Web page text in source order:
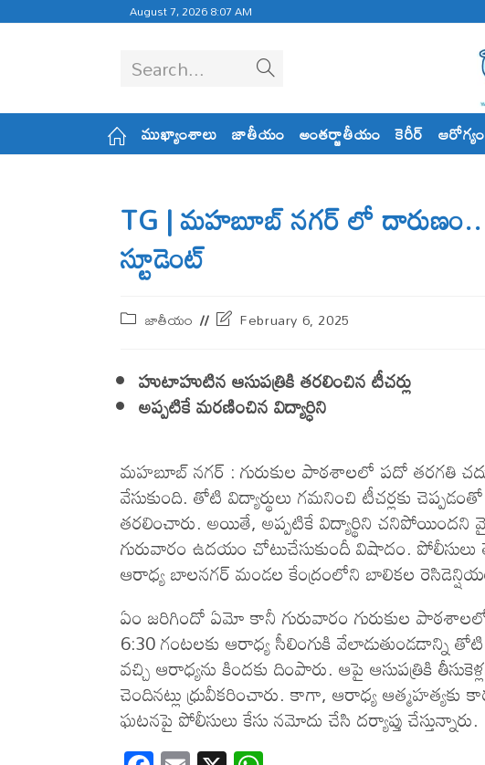
August 7, 2026 8:07 AM
Search...
ముఖ్యాంశాలు జాతీయం అంతర్జాతీయం కెరీర్ ఆరోగ్యం
TG | మహబూబ్ నగర్ లో దారుణం..
స్టూడెంట్
జాతీయం February 6, 2025
హుటాహుటిన ఆసుపత్రికి తరలించిన టీచర్లు
అప్ప‌టికే మ‌ర‌ణించిన విద్యార్ధిని
మహబూబ్ నగర్ : గురుకుల పాఠశాలలో పదో తరగతి
వేసుకుంది. తోటి విద్యార్థులు గమనించి టీచర్లకు
తరలించారు. అయితే, అప్పటికే విద్యార్థిని చనిపోయిందని
గురువారం ఉదయం చోటుచేసుకుందీ విషాదం. పోలీసులు
ఆరాధ్య బాలనగర్ మండల కేంద్రంలోని బాలికల
ఏం జరిగిందో ఏమో కానీ గురువారం గురుకుల
6:30 గంటలకు ఆరాధ్య సీలింగుకి వేలాడుతుండడాన్ని తోటి
వచ్చి ఆరాధ్యను కిందకు దింపారు. ఆపై ఆసుపత్రికి
చెందినట్లు ధ్రువీకరించారు. కాగా, ఆరాధ్య
ఘటనపై పోలీసులు కేసు నమోదు చేసి దర్యాప్తు చేస్తున్నారు.